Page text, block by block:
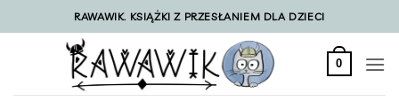
do
zawartości
RAWAWIK. KSIĄŻKI Z PRZESŁANIEM DLA DZIECI
0